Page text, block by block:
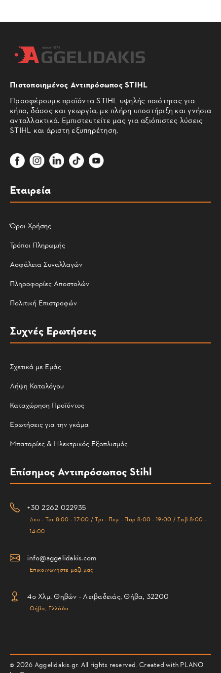
Πιστοποιημένος Αντιπρόσωπος STIHL
Προσφέρουμε προϊόντα STIHL υψηλής ποιότητας για
κήπο, δάσος και γεωργία, με πλήρη υποστήριξη και γνήσια
ανταλλακτικά. Εμπιστευτείτε μας για αξιόπιστες λύσεις
STIHL και άριστη εξυπηρέτηση.
Εταιρεία
Όροι Χρήσης
Τρόποι Πληρωμής
Ασφάλεια Συναλλαγών
Πληροφορίες Αποστολών
Πολιτική Επιστροφών
Συχνές Ερωτήσεις
Σχετικά με Εμάς
Λήψη Καταλόγου
Καταχώρηση Προϊόντος
Ερωτήσεις για την γκάμα
Μπαταρίες & Ηλεκτρικός Εξοπλισμός
Επίσημος Αντιπρόσωπος Stihl
+30 2262 022935
Δευ - Τετ 8:00 - 17:00 / Τρι - Πεμ - Παρ 8:00 - 19:00 / Σαβ 8:00 -
14:00
info@aggelidakis.com
Επικοινωνήστε μαζί μας
4ο Χλμ. Θηβών - Λειβαδειάς, Θήβα, 32200
Θήβα, Ελλάδα
© 2026 Aggelidakis.gr. All rights reserved. Created with PLANO